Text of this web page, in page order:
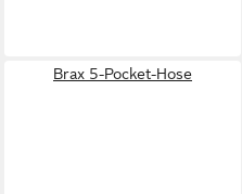
Brax 5-Pocket-Hose